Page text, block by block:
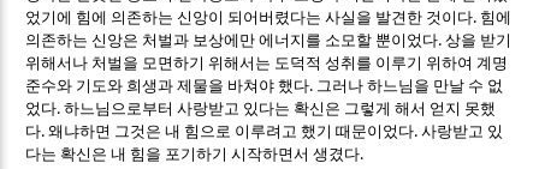
었기에 힘에 의존하는 신앙이 되어버렸다는 사실을 발견한 것이다. 힘에
의존하는 신앙은 처벌과 보상에만 에너지를 소모할 뿐이었다.상을 받기
위해서나 처벌을 모면하기 위해서는 도덕적 성취를 이루기 위하여 계명
준수와 기도와 희생과 제물을 바쳐야 했다. 그러나 하느님을 만날 수 없
었다.하느님으로부터 사랑받고 있다는 확신은 그렇게 해서 얻지 못했
다.왜냐하면 그것은 내 힘으로 이루려고 했기 때문이었다.사랑받고 있
다는 확신은 내 힘을 포기하기 시작하면서 생겼다.